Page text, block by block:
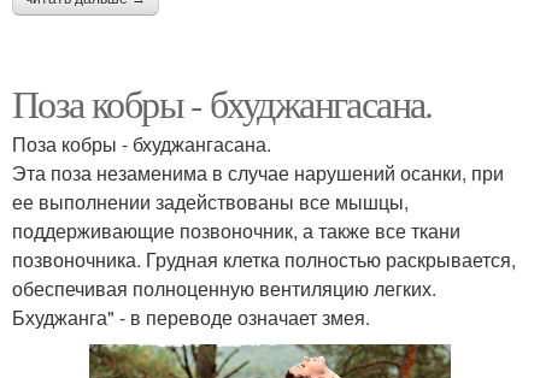
Поза кобры - бхуджангасана.
Поза кобры - бхуджангасана.
Эта поза незаменима в случае нарушений осанки, при
ее выполнении задействованы все мышцы,
поддерживающие позвоночник, а также все ткани
позвоночника. Грудная клетка полностью раскрывается,
обеспечивая полноценную вентиляцию легких.
Бхуджанга" - в переводе означает змея.